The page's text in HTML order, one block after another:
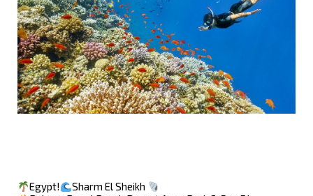
Egypt!
Sharm El Sheikh